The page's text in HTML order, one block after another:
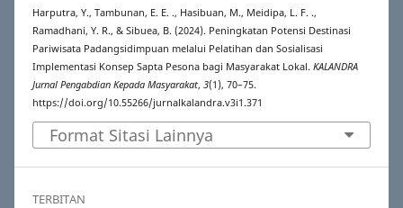
Harputra, Y., Tambunan, E. E. ., Hasibuan, M., Meidipa, L. F. .,
Ramadhani, Y. R., & Sibuea, B. (2024). Peningkatan Potensi Destinasi
Pariwisata Padangsidimpuan melalui Pelatihan dan Sosialisasi
Implementasi Konsep Sapta Pesona bagi Masyarakat Lokal. KALANDRA
Jurnal Pengabdian Kepada Masyarakat, 3(1), 70–75.
https://doi.org/10.55266/jurnalkalandra.v3i1.371
Format Sitasi Lainnya
TERBITAN